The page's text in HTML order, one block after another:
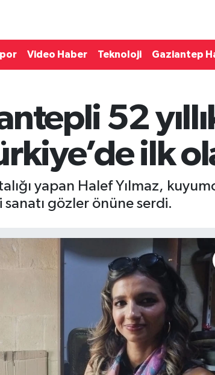
Video Haber Teknoloji Gaziantep
52
ilk
yapan Halef Yılmaz,
sanatı gözler önüne serdi.